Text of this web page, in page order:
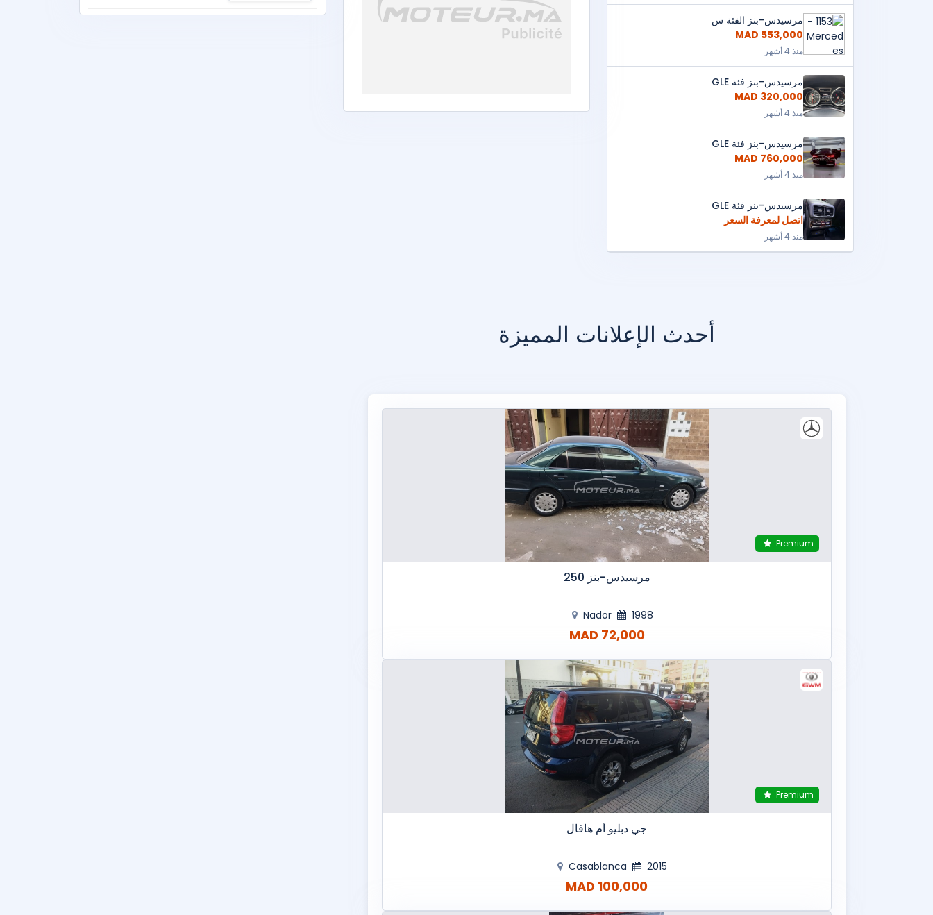
مرسيدس-بنز الفئة س
553,000 MAD
منذ 4 أشهر
مرسيدس-بنز فئة GLE
320,000 MAD
منذ 4 أشهر
مرسيدس-بنز فئة GLE
760,000 MAD
منذ 4 أشهر
مرسيدس-بنز فئة GLE
اتصل لمعرفة السعر
منذ 4 أشهر
أحدث الإعلانات المميزة
Premium
مرسيدس-بنز 250
Nador 1998
72,000 MAD
Premium
جي دبليو أم هافال
Casablanca 2015
100,000 MAD